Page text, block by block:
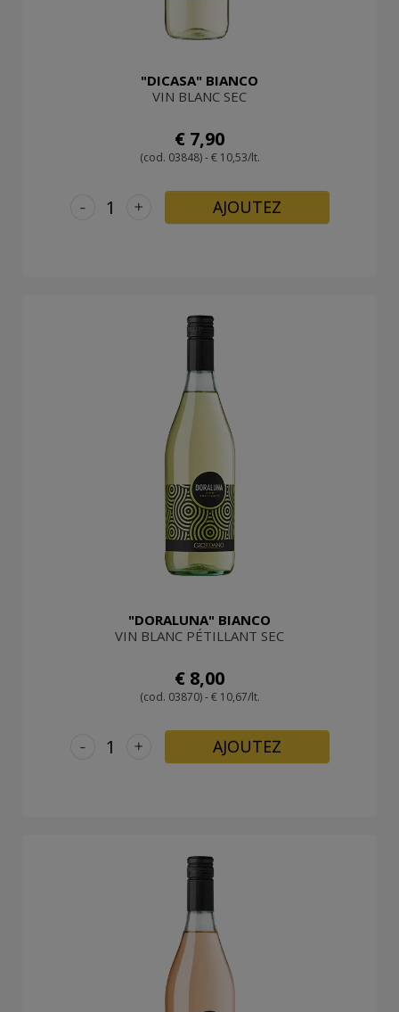
"DICASA" BIANCO
VIN BLANC SEC
€ 7,90
(cod. 03848) - € 10,53/lt.
+
- AJOUTEZ
"DORALUNA" BIANCO
VIN BLANC PÉTILLANT SEC
€ 8,00
(cod. 03870) - € 10,67/lt.
+
- AJOUTEZ